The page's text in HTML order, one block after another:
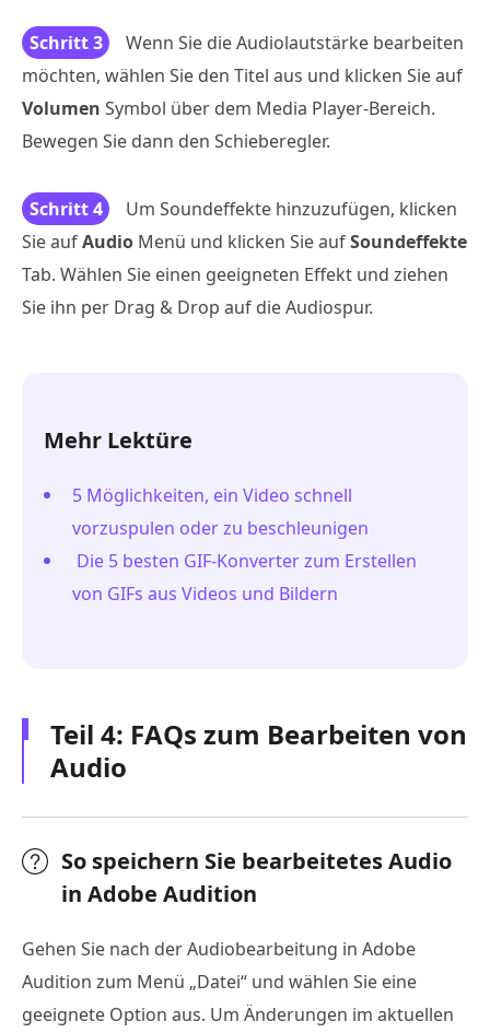
Schritt 3
Wenn Sie die Audiolautstärke bearbeiten
möchten, wählen Sie den Titel aus und klicken Sie auf
Volumen Symbol über dem Media Player-Bereich.
Bewegen Sie dann den Schieberegler.
Schritt 4
Um Soundeffekte hinzuzufügen, klicken
Sie aufAudio Menü und klicken Sie aufSoundeffekte
Tab. Wählen Sie einen geeigneten Effekt und ziehen
Sie ihn per Drag & Drop auf die Audiospur.
Mehr Lektüre
5 Möglichkeiten, ein Video schnell
vorzuspulen oder zu beschleunigen
Die 5 besten GIF-Konverter zum Erstellen
von GIFs aus Videos und Bildern
Teil 4: FAQs zum Bearbeiten von
Audio
So speichern Sie bearbeitetes Audio
in Adobe Audition
Gehen Sie nach der Audiobearbeitung in Adobe
Audition zum Menü „Datei“ und wählen Sie eine
geeignete Option aus. Um Änderungen im aktuellen